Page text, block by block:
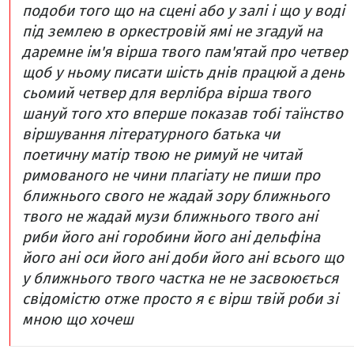
подоби того що на сцені або у заліі що у воді
під землею в оркестровій ямі не згадуй на
даремне ім'я вірша твого пам'ятай про четвер
щоб у ньому писатишість днів працюйа день
сьомий четвердля верлібра вірша твого
шануй того хто вперше показав тобі таїнство
віршуваннялітературного батька чи
поетичну матір твою не римуй не читай
римованого не чини плагіату не пиши про
ближнього свого не жадай зору ближнього
твогоне жадай музи ближнього твогоані
риби йогоані горобини йогоані дельфіна
йогоані оси йогоані доби йогоані всього що
у ближнього твого частка не не засвоюється
свідомістюотже просто я є вірш твійроби зі
мною що хочеш